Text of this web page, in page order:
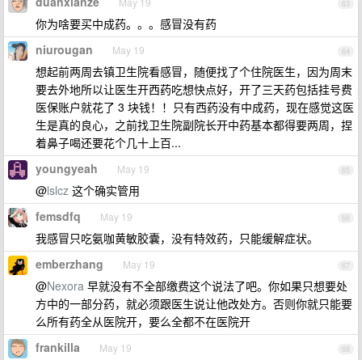
63
你为啥要买中成药。。。感冒没有药
64
niurougan May 19
想起前两周去镇卫生院看感冒，随便找了个住院医生，因为周末
要去外地所以让医生开西药吃想快点好，开了三天药包括挂号费
医保账户就花了 3 块钱！！只有西药没有中成药，现在感觉这医
生是真的良心，之前找卫生院副院长开中药基本都得要两周，捏
着鼻子喝还要花个几十上百...
65
youngyeah May 19
@lslcz 这个确实管用
66
femsdfq May 19
我感冒只吃氨咖黄敏胶囊，没有特效药，只能缓解症状。
67
emberzhang May 19
@Nexora 早就没有不全部缴费这个说法了吧。你如果只想要处
方中的一部分药，就必须跟医生说让他改处方。否则你就只能要
么所有药全从医院开，要么全都不在医院开
68
frankilla May 19